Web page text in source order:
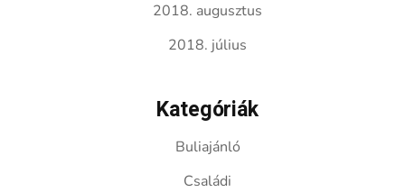
2018. augusztus
2018. július
Kategóriák
Buliajánló
Családi